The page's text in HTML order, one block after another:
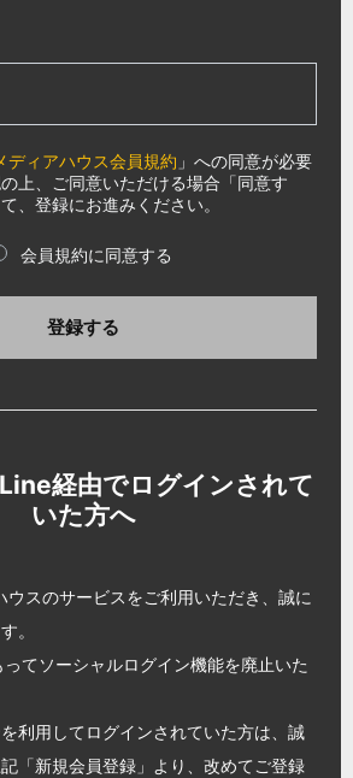
ディアハウス会員規約 」への同意が必要
上、ご同意いただける場合「同意す
、登録にお進みください。
会員規約に同意する
登録する
経由でログインされて
いた方へ
ウスのサービスをご利用いただき、誠に
。
てソーシャルログイン機能を廃止いた
利用してログインされていた方は、誠
「新規会員登録」より、改めてご登録